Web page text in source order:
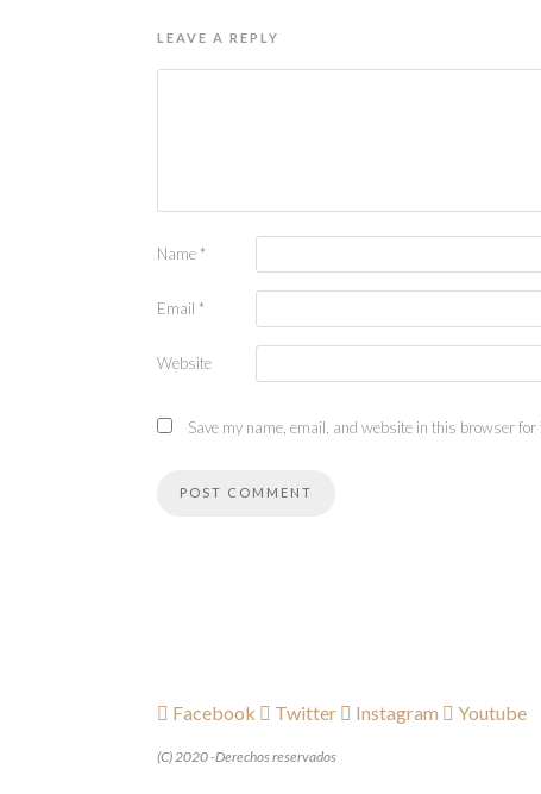
LEAVE A REPLY
Name *
Email *
Website
Save my name, email, and website in this browser for
Facebook Twitter Instagram Youtube
(C) 2020 -Derechos reservados